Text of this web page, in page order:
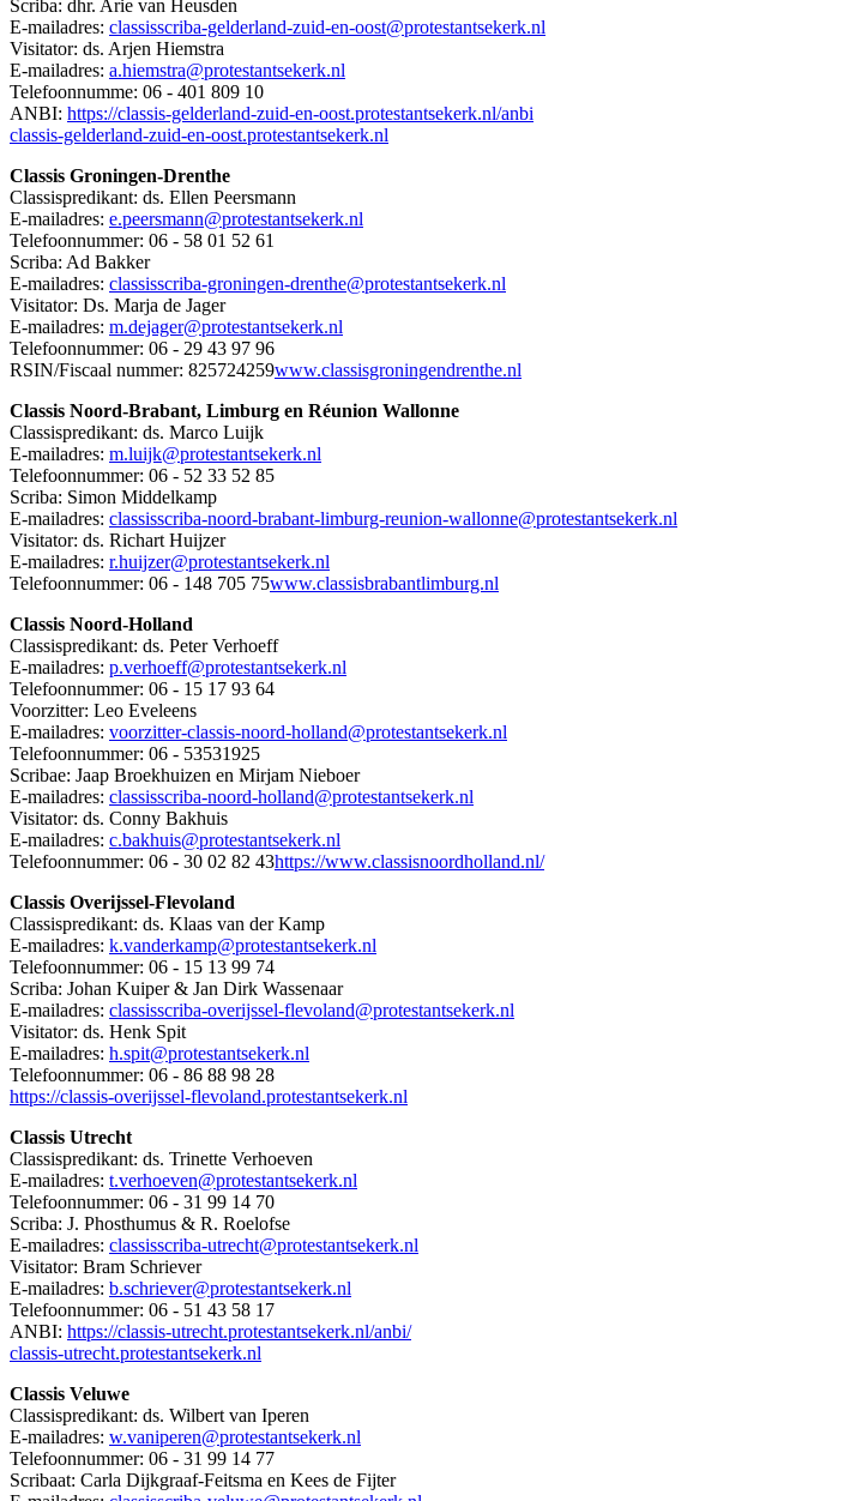
Scriba: dhr. Arie van Heusden
E-mailadres: classisscriba-gelderland-zuid-en-oost@protestantsekerk.nl
Visitator: ds. Arjen Hiemstra
E-mailadres: a.hiemstra@protestantsekerk.nl
Telefoonnumme: 06 - 401 809 10
ANBI: https://classis-gelderland-zuid-en-oost.protestantsekerk.nl/anbi
classis-gelderland-zuid-en-oost.protestantsekerk.nl
Classis Groningen-Drenthe
Classispredikant: ds. Ellen Peersmann
E-mailadres: e.peersmann@protestantsekerk.nl
Telefoonnummer: 06 - 58 01 52 61
Scriba: Ad Bakker
E-mailadres: classisscriba-groningen-drenthe@protestantsekerk.nl
Visitator: Ds. Marja de Jager
E-mailadres: m.dejager@protestantsekerk.nl
Telefoonnummer: 06 - 29 43 97 96
RSIN/Fiscaal nummer: 825724259www.classisgroningendrenthe.nl
Classis Noord-Brabant, Limburg en Réunion Wallonne
Classispredikant: ds. Marco Luijk
E-mailadres: m.luijk@protestantsekerk.nl
Telefoonnummer: 06 - 52 33 52 85
Scriba: Simon Middelkamp
E-mailadres: classisscriba-noord-brabant-limburg-reunion-wallonne@protestantsekerk.nl
Visitator: ds. Richart Huijzer
E-mailadres: r.huijzer@protestantsekerk.nl
Telefoonnummer: 06 - 148 705 75www.classisbrabantlimburg.nl
Classis Noord-Holland
Classispredikant: ds. Peter Verhoeff
E-mailadres: p.verhoeff@protestantsekerk.nl
Telefoonnummer: 06 - 15 17 93 64
Voorzitter: Leo Eveleens
E-mailadres: voorzitter-classis-noord-holland@protestantsekerk.nl
Telefoonnummer: 06 - 53531925
Scribae: Jaap Broekhuizen en Mirjam Nieboer
E-mailadres: classisscriba-noord-holland@protestantsekerk.nl
Visitator: ds. Conny Bakhuis
E-mailadres: c.bakhuis@protestantsekerk.nl
Telefoonnummer: 06 - 30 02 82 43https://www.classisnoordholland.nl/
Classis Overijssel-Flevoland
Classispredikant: ds. Klaas van der Kamp
E-mailadres: k.vanderkamp@protestantsekerk.nl
Telefoonnummer: 06 - 15 13 99 74
Scriba: Johan Kuiper & Jan Dirk Wassenaar
E-mailadres: classisscriba-overijssel-flevoland@protestantsekerk.nl
Visitator: ds. Henk Spit
E-mailadres: h.spit@protestantsekerk.nl
Telefoonnummer: 06 - 86 88 98 28
https://classis-overijssel-flevoland.protestantsekerk.nl
Classis Utrecht
Classispredikant: ds. Trinette Verhoeven
E-mailadres: t.verhoeven@protestantsekerk.nl
Telefoonnummer: 06 - 31 99 14 70
Scriba: J. Phosthumus & R. Roelofse
E-mailadres: classisscriba-utrecht@protestantsekerk.nl
Visitator: Bram Schriever
E-mailadres: b.schriever@protestantsekerk.nl
Telefoonnummer: 06 - 51 43 58 17
ANBI: https://classis-utrecht.protestantsekerk.nl/anbi/
classis-utrecht.protestantsekerk.nl
Classis Veluwe
Classispredikant: ds. Wilbert van Iperen
E-mailadres: w.vaniperen@protestantsekerk.nl
Telefoonnummer: 06 - 31 99 14 77
Scribaat: Carla Dijkgraaf-Feitsma en Kees de Fijter